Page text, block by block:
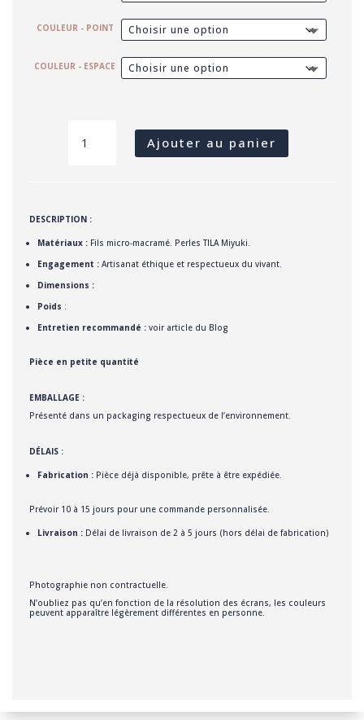
COULEUR - POINT
COULEUR - ESPACE
MAMAN Ajouter au panier
DESCRIPTION :
Matériaux : Fils micro-macramé. Perles TILA Miyuki.
Engagement : Artisanat éthique et respectueux du vivant.
Dimensions :
Poids :
Entretien recommandé : voir article du Blog
Pièce en petite quantité
EMBALLAGE :
Présenté dans un packaging respectueux de l’environnement.
DÉLAIS :
Fabrication : Pièce déjà disponible, prête à être expédiée.
Prévoir 10 à 15 jours pour une commande personnalisée.
Livraison : Délai de livraison de 2 à 5 jours (hors délai de fabrication)
Photographie non contractuelle.
N’oubliez pas qu’en fonction de la résolution des écrans, les couleurs
peuvent apparaître légèrement différentes en personne.